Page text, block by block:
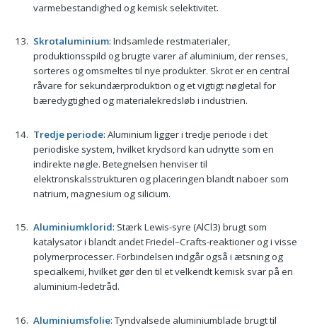
varmebestandighed og kemisk selektivitet.
Skrotaluminium: Indsamlede restmaterialer,
produktionsspild og brugte varer af aluminium, der renses,
sorteres og omsmeltes til nye produkter. Skrot er en central
råvare for sekundærproduktion og et vigtigt nøgletal for
bæredygtighed og materialekredsløb i industrien.
Tredje periode: Aluminium ligger i tredje periode i det
periodiske system, hvilket krydsord kan udnytte som en
indirekte nøgle. Betegnelsen henviser til
elektronskalsstrukturen og placeringen blandt naboer som
natrium, magnesium og silicium.
Aluminiumklorid: Stærk Lewis-syre (AlCl3) brugt som
katalysator i blandt andet Friedel–Crafts-reaktioner og i visse
polymerprocesser. Forbindelsen indgår også i ætsning og
specialkemi, hvilket gør den til et velkendt kemisk svar på en
aluminium-ledetråd.
Aluminiumsfolie: Tyndvalsede aluminiumblade brugt til